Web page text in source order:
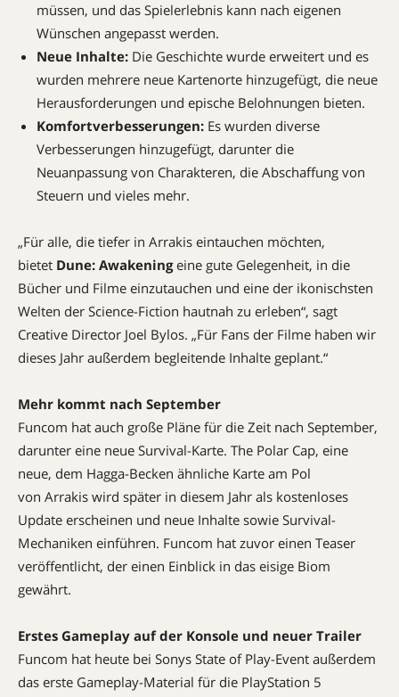
müssen, und das Spielerlebnis kann nach eigenen
Wünschen angepasst werden.
Neue Inhalte: Die Geschichte wurde erweitert und es
wurden mehrere neue Kartenorte hinzugefügt, die neue
Herausforderungen und epische Belohnungen bieten.
Komfortverbesserungen: Es wurden diverse
Verbesserungen hinzugefügt, darunter die
Neuanpassung von Charakteren, die Abschaffung von
Steuern und vieles mehr.
„Für alle, die tiefer in Arrakis eintauchen möchten,
bietet Dune: Awakeningeine gute Gelegenheit, in die
Bücher und Filme einzutauchen und eine der ikonischsten
Welten der Science-Fiction hautnah zu erleben“, sagt
Creative Director Joel Bylos. „Für Fans der Filme haben wir
dieses Jahr außerdem begleitende Inhalte geplant.“
Mehr kommt nach September
Funcom hat auch große Pläne für die Zeit nach September,
darunter eine neue Survival-Karte. The Polar Cap, eine
neue, dem Hagga-Becken ähnliche Karte am Pol
von Arrakis wird später in diesem Jahr als kostenloses
Update erscheinen und neue Inhalte sowie Survival-
Mechaniken einführen. Funcom hat zuvor einen Teaser
veröffentlicht, der einen Einblick in das eisige Biom
gewährt.
Erstes Gameplay auf der Konsole und neuer Trailer
Funcom hat heute bei Sonys State of Play-Event außerdem
das erste Gameplay-Material für die PlayStation 5